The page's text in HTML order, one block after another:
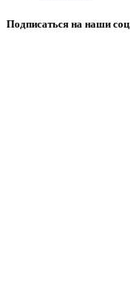
Подписаться на наши